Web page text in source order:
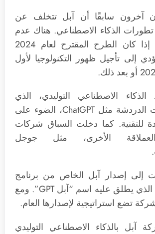
آخرون سابقًا أن آبل تتخلف عن
الذكاء الاصطناعي. هناك عدم
يقين بشأن ما إذا كان الطرح المقترح لعام 2024
إلى تأجيل ظهور التكنولوجيا لأول
الاصطناعي التوليدي، الذي
عرضته روبوتات الدردشة مثل ChatGPT، الضوء على
للتقنية. كما دخلت السباق شركات
العملاقة الأخرى، مثل جوجل
إلى إصدار آبل الخاص من برنامج
الدردشة الآلي، الذي يطلق عليه اسم “آبل GPT”. ومع
تضع استراتيجية لإصدارها العام.
آبل بالذكاء الاصطناعي التوليدي